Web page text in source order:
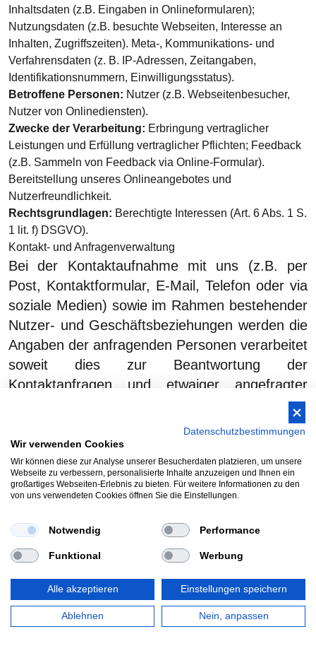
Inhaltsdaten (z.B. Eingaben in Onlineformularen);
Nutzungsdaten (z.B. besuchte Webseiten, Interesse an
Inhalten, Zugriffszeiten). Meta-, Kommunikations- und
Verfahrensdaten (z. B. IP-Adressen, Zeitangaben,
Identifikationsnummern, Einwilligungsstatus).
Betroffene Personen: Nutzer (z.B. Webseitenbesucher,
Nutzer von Onlinediensten).
Zwecke der Verarbeitung: Erbringung vertraglicher
Leistungen und Erfüllung vertraglicher Pflichten; Feedback
(z.B. Sammeln von Feedback via Online-Formular).
Bereitstellung unseres Onlineangebotes und
Nutzerfreundlichkeit.
Rechtsgrundlagen: Berechtigte Interessen (Art. 6 Abs. 1 S.
1 lit. f) DSGVO).
Kontakt- und Anfragenverwaltung
Bei der Kontaktaufnahme mit uns (z.B. per
Post, Kontaktformular, E-Mail, Telefon oder via
soziale Medien) sowie im Rahmen bestehender
Nutzer- und Geschäftsbeziehungen werden die
Angaben der anfragenden Personen verarbeitet
soweit dies zur Beantwortung der
Kontaktanfragen und etwaiger angefragter
Telefonnummern); Inhaltsdaten (z.B. Eingaben in
Onlineformularen); Nutzungsdaten (z.B. besuchte
Webseiten, Interesse an Inhalten, Zugriffszeiten). Meta-,
Kommunikations- und Verfahrensdaten (z. B. IP-Adressen,
Betroffene Personen:
Kommunikationspartner.
Kommunikation; Verwaltung und Beantwortung von
Online-Formular). Bereitstellung unseres Onlineangebotes
und Nutzerfreundlichkeit.
Rechtsgrundlagen:Berechtigte Interessen (Art. 6 Abs. 1 S.
Datenschutzbestimmungen
Wir verwenden Cookies
Wir können diese zur Analyse unserer Besucherdaten platzieren, um unsere
Webseite zu verbessern, personalisierte Inhalte anzuzeigen und Ihnen ein
großartiges Webseiten-Erlebnis zu bieten. Für weitere Informationen zu den
von uns verwendeten Cookies öffnen Sie die Einstellungen.
Notwendig Performance
Funktional Werbung
Alle akzeptieren Einstellungen speichern
Ablehnen Nein, anpassen